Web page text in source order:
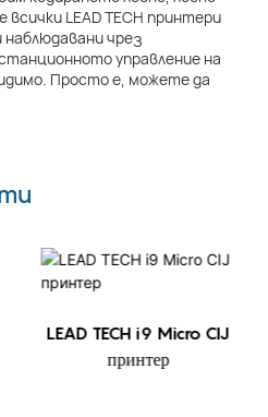
LEAD TECH принтери
чрез
управление на
Просто е, можете да
LEAD TECH i9 Micro CIJ
принтер